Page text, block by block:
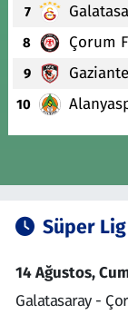
7
8 Çorum
9
10
Süper
14 Ağustos,
Galatasaray -